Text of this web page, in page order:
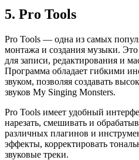
5. Pro Tools
Pro Tools — одна из самых
монтажа и создания музыки.
для записи, редактирования и
Программа обладает гибкими
звуком, позволяя создавать
звуков My Singing Monsters.
Pro Tools имеет удобный
нарезать, смешивать и
различных плагинов и
эффекты, корректировать
звуковые треки.